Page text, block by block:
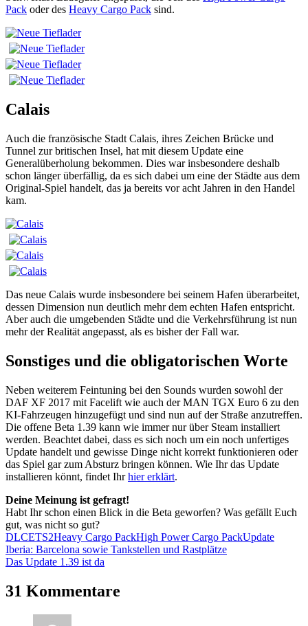
Pack oder des Heavy Cargo Pack sind.
Calais
Auch die französische Stadt Calais, ihres Zeichen Brücke und
Tunnel zur britischen Insel, hat mit diesem Update eine
Generalüberholung bekommen. Dies war insbesondere deshalb
schon länger überfällig, da es sich dabei um eine der Städte aus dem
Original-Spiel handelt, das ja bereits vor acht Jahren in den Handel
kam.
Das neue Calais wurde insbesondere bei seinem Hafen überarbeitet,
dessen Dimension nun deutlich mehr dem echten Hafen entspricht.
Aber auch die umgebenden Städte und die Verkehrsführung ist nun
mehr der Realität angepasst, als es bisher der Fall war.
Sonstiges und die obligatorischen Worte
Neben weiterem Feintuning bei den Sounds wurden sowohl der
DAF XF 2017 mit Facelift wie auch der MAN TGX Euro 6 zu den
KI-Fahrzeugen hinzugefügt und sind nun auf der Straße anzutreffen.
Die offene Beta 1.39 kann wie immer nur über Steam installiert
werden. Beachtet dabei, dass es sich noch um ein noch unfertiges
Update handelt und gewisse Dinge nicht korrekt funktionieren oder
das Spiel gar zum Absturz bringen können. Wie Ihr das Update
installieren könnt, findet Ihrhier erklärt.
Deine Meinung ist gefragt!
Habt Ihr schon einen Blick in die Beta geworfen? Was gefällt Euch
gut, was nicht so gut?
DLCETS2Heavy Cargo PackHigh Power Cargo PackUpdate
Beitrags-
Navigation
Vorheriger
Beitrag:
Iberia: Barcelona sowie Tankstellen und Rastplätze
Nächster
Das Update 1.39 ist da
31 Kommentare